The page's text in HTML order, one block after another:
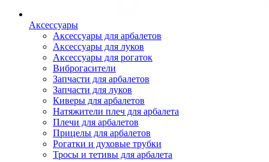
Аксессуары
Аксессуары для арбалетов
Аксессуары для луков
Аксессуары для рогаток
Виброгасители
Запчасти для арбалетов
Запчасти для луков
Киверы для арбалетов
Натяжители плеч для арбалета
Плечи для арбалетов
Прицелы для арбалетов
Рогатки и духовые трубки
Тросы и тетивы для арбалета